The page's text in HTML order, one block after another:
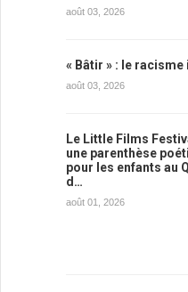
août 03, 2026
« Bâtir » : le
août 03, 2026
Le Little Films
une parenthèse
pour les enfants au
d…
août 01, 2026